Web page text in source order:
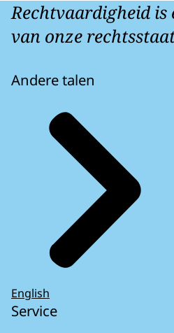
Rechtvaardigheid is
van onze
Andere talen
English
Service